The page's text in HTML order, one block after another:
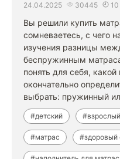
24.04.2025 30445
Вы решили купить
сомневаетесь, с чего
изучения разницы
беспружинным
понять для себя,
окончательно
выбрать: пружинный
#детский #взрослый
#матрас #здоровый